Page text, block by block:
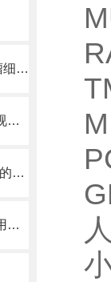
BT-325细胞 (人脑多型胶质母细胞瘤细胞库)
（HSY通派细胞库）三维图表表现视觉细胞活性
（HSkMC通派细胞库）乳牙干细胞的又一来源
（Eca-109细胞库*）小胶质细胞作用机制被揭示